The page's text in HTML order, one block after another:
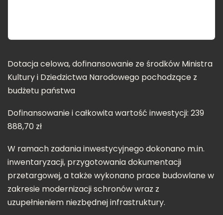
Dotacja celowa, dofinansowanie ze środków Ministra
Kultury i Dziedzictwa Narodowego pochodzące z
budżetu państwa
Dofinansowanie i całkowita wartość inwestycji: 239
888,70 zł
W ramach zadania inwestycyjnego dokonano m.in.
inwentaryzacji, przygotowania dokumentacji
przetargowej, a także wykonano prace budowlane w
zakresie modernizacji schronów wraz z
uzupełnieniem niezbędnej infrastruktury.